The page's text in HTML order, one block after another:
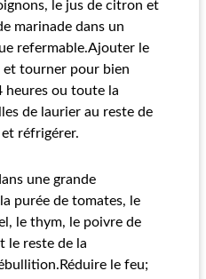
le jus de citron et
marinade dans un
refermable.Ajouter le
et tourner pour bien
heures ou toute la
de laurier au reste de
réfrigérer.
une grande
purée de tomates, le
le thym, le poivre de
le reste de la
le feu;